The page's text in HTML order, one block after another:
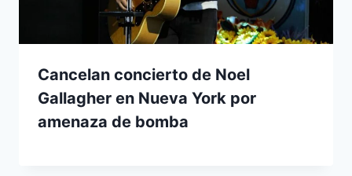
Cancelan concierto de Noel
Gallagher en Nueva York por
amenaza de bomba